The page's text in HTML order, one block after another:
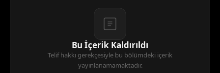
Bu İçerik Kaldırıldı
Telif hakkı gerekçesiyle bu bölümdeki içerik
yayınlanamamaktadır.